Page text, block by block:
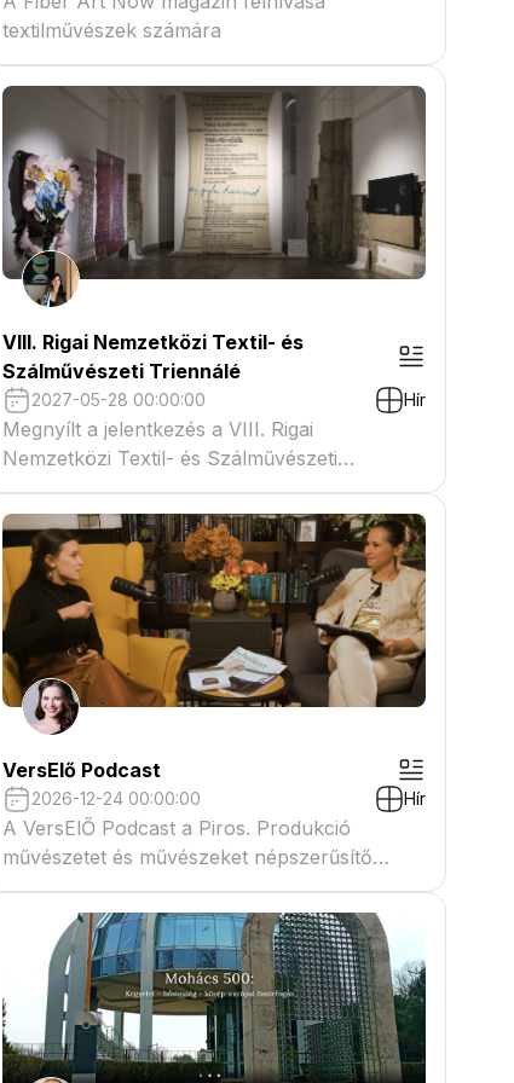
textilművészek számára
VIII. Rigai Nemzetközi Textil- és
Szálművészeti Triennálé
2027-05-28 00:00:00 Hír
Megnyílt a jelentkezés a VIII. Rigai
Nemzetközi Textil- és Szálművészeti
Triennáléra
VersElő Podcast
2026-12-24 00:00:00 Hír
A VersElŐ Podcast a Piros. Produkció
művészetet és művészeket népszerűsítő
beszélgető műsora